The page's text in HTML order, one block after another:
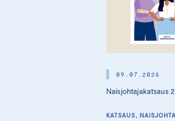
09.07.2026
Naisjohtajakatsaus
KATSAUS,